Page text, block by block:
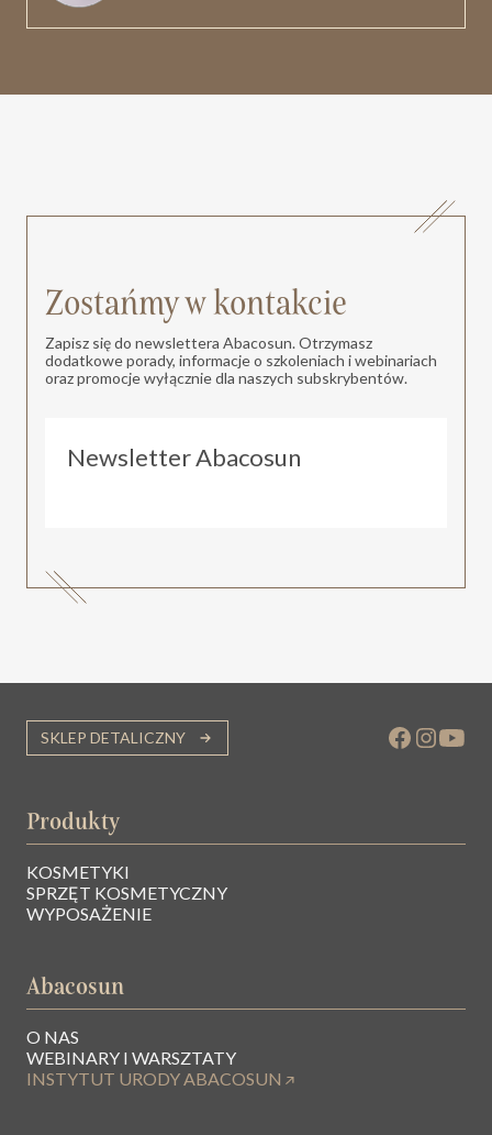
Zostańmy w kontakcie
Zapisz się do newslettera Abacosun. Otrzymasz
dodatkowe porady, informacje o szkoleniach i webinariach
oraz promocje wyłącznie dla naszych subskrybentów.
Newsletter Abacosun
SKLEP DETALICZNY
Produkty
KOSMETYKI
SPRZĘT KOSMETYCZNY
WYPOSAŻENIE
Abacosun
O NAS
WEBINARY I WARSZTATY
INSTYTUT URODY ABACOSUN